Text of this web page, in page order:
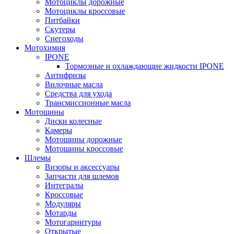
Мотоциклы кроссовые
Питбайки
Скутеры
Снегоходы
Мотохимия
IPONE
Тормозные и охлаждающие жидкости IPONE
Антифризы
Вилочные масла
Средства для ухода
Трансмиссионные масла
Мотошины
Диски колесные
Камеры
Мотошины дорожные
Мотошины кроссовые
Шлемы
Визоры и аксессуары
Запчасти для шлемов
Интегралы
Кроссовые
Модуляры
Мотарды
Мотогарнитуры
Открытые